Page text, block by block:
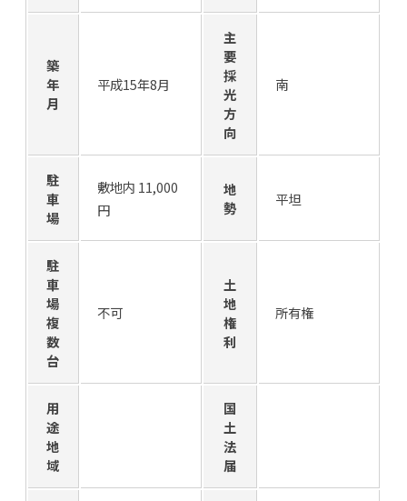
築
年
月
平成15年8月
主
要
採
光
方
向
南
駐
車
場
敷地内 11,000
円
地
勢
平坦
駐
車
場
複
数
台
不可
土
地
権
利
所有権
用
途
地
域
国
土
法
届